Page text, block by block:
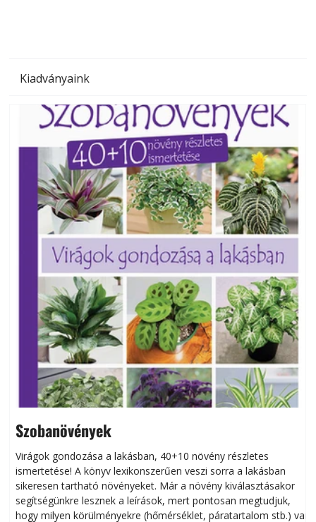
Kiadványaink
Szobanövények
Virágok gondozása a lakásban, 40+10 növény részletes
ismertetése! A könyv lexikonszerűen veszi sorra a lakásban
sikeresen tart­ha­tó növényeket. Már a növény kiválasztásakor
segítségünkre lesznek a leírások, mert pontosan megtudjuk,
hogy milyen körülményekre (hőmérséklet, páratartalom stb.) van